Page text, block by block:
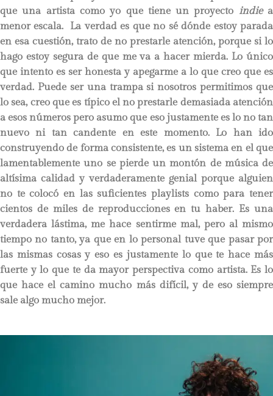
que una artista como yo que tiene un proyecto indie a
menor escala. La verdad es que no sé dónde estoy parada
en esa cuestión, trato de no prestarle atención, porque si lo
hago estoy segura de que me va a hacer mierda. Lo único
que intento es ser honesta y apegarme a lo que creo que es
verdad. Puede ser una trampa si nosotros permitimos que
lo sea, creo que es típico el no prestarle demasiada atención
a esos números pero asumo que eso justamente es lo no tan
nuevo ni tan candente en este momento. Lo han ido
construyendo de forma consistente, es un sistema en el que
lamentablemente uno se pierde un montón de música de
altísima calidad y verdaderamente genial porque alguien
no te colocó en las suficientes playlists como para tener
cientos de miles de reproducciones en tu haber. Es una
verdadera lástima, me hace sentirme mal, pero al mismo
tiempo no tanto, ya que en lo personal tuve que pasar por
las mismas cosas y eso es justamente lo que te hace más
fuerte y lo que te da mayor perspectiva como artista. Es lo
que hace el camino mucho más difícil, y de eso siempre
sale algo mucho mejor.